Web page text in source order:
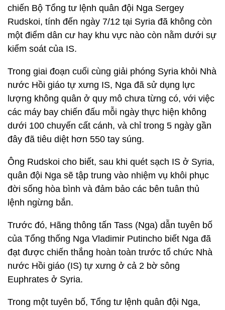
chiến Bộ Tổng tư lệnh quân đội Nga Sergey
Rudskoi, tính đến ngày 7/12 tại Syria đã không còn
một điểm dân cư hay khu vực nào còn nằm dưới sự
kiểm soát của IS.
Trong giai đoạn cuối cùng giải phóng Syria khỏi Nhà
nước Hồi giáo tự xưng IS, Nga đã sử dụng lực
lượng không quân ở quy mô chưa từng có, với việc
các máy bay chiến đấu mỗi ngày thực hiện không
dưới 100 chuyến cất cánh, và chỉ trong 5 ngày gần
đây đã tiêu diệt hơn 550 tay súng.
Ông Rudskoi cho biết, sau khi quét sạch IS ở Syria,
quân đội Nga sẽ tập trung vào nhiệm vụ khôi phục
đời sống hòa bình và đảm bảo các bên tuân thủ
lệnh ngừng bắn.
Trước đó, Hãng thông tấn Tass (Nga) dẫn tuyên bố
của Tổng thống Nga Vladimir Putincho biết Nga đã
đạt được chiến thắng hoàn toàn trước tổ chức Nhà
nước Hồi giáo (IS) tự xưng ở cả 2 bờ sông
Euphrates ở Syria.
Trong một tuyên bố, Tổng tư lệnh quân đội Nga,